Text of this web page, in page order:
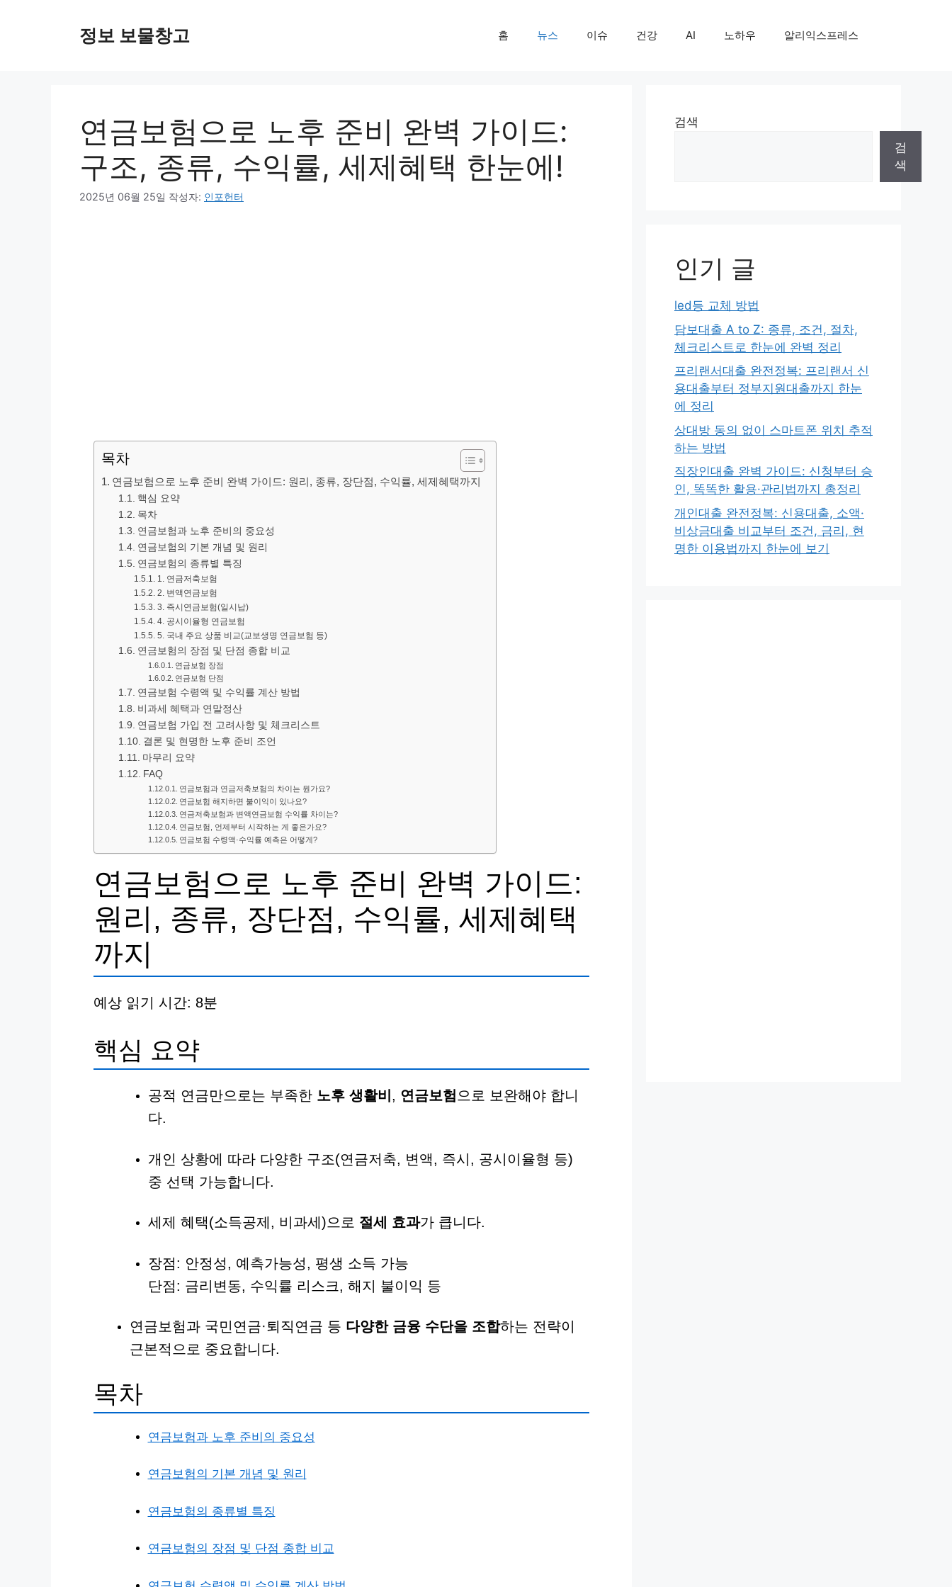
정보 보물창고 홈 뉴스 이슈 건강 AI 노하우 알리익스프레스
연금보험으로 노후 준비 완벽 가이드:
구조, 종류, 수익률, 세제혜택 한눈에!
2025년 06월 25일 작성자: 인포헌터
목차
연금보험으로 노후 준비 완벽 가이드: 원리, 종류, 장단점, 수익률, 세제혜택까지
핵심 요약
목차
연금보험과 노후 준비의 중요성
연금보험의 기본 개념 및 원리
연금보험의 종류별 특징
1. 연금저축보험
2. 변액연금보험
3. 즉시연금보험(일시납)
4. 공시이율형 연금보험
5. 국내 주요 상품 비교(교보생명 연금보험 등)
연금보험의 장점 및 단점 종합 비교
연금보험 장점
연금보험 단점
연금보험 수령액 및 수익률 계산 방법
비과세 혜택과 연말정산
연금보험 가입 전 고려사항 및 체크리스트
결론 및 현명한 노후 준비 조언
마무리 요약
FAQ
연금보험과 연금저축보험의 차이는 뭔가요?
연금보험 해지하면 불이익이 있나요?
연금저축보험과 변액연금보험 수익률 차이는?
연금보험, 언제부터 시작하는 게 좋은가요?
연금보험 수령액·수익률 예측은 어떻게?
연금보험으로 노후 준비 완벽 가이드:
원리, 종류, 장단점, 수익률, 세제혜택
까지
예상 읽기 시간: 8분
핵심 요약
공적 연금만으로는 부족한 노후 생활비 , 연금보험 으로 보완해야 합니
다.
개인 상황에 따라 다양한 구조(연금저축, 변액, 즉시, 공시이율형 등)
중 선택 가능합니다.
세제 혜택(소득공제, 비과세)으로 절세 효과가 큽니다.
장점: 안정성, 예측가능성, 평생 소득 가능
단점: 금리변동, 수익률 리스크, 해지 불이익 등
연금보험과 국민연금·퇴직연금 등 다양한 금융 수단을 조합하는 전략이
근본적으로 중요합니다.
목차
연금보험과 노후 준비의 중요성
연금보험의 기본 개념 및 원리
연금보험의 종류별 특징
연금보험의 장점 및 단점 종합 비교
검색
검
색
인기 글
led등 교체 방법
담보대출 A to Z: 종류, 조건, 절차,
체크리스트로 한눈에 완벽 정리
프리랜서대출 완전정복: 프리랜서 신
용대출부터 정부지원대출까지 한눈
에 정리
상대방 동의 없이 스마트폰 위치 추적
하는 방법
직장인대출 완벽 가이드: 신청부터 승
인, 똑똑한 활용·관리법까지 총정리
개인대출 완전정복: 신용대출, 소액·
비상금대출 비교부터 조건, 금리, 현
명한 이용법까지 한눈에 보기